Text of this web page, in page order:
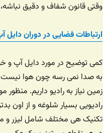
وقتی قانون شفاف و دقیق
ارتباطات فضایی در دوران دایل
کمی توضیح در مورد دایل آپ و
به صدا نمی رسه چون هوا نیست
زمین نیاز به رادیو داریم.
رادیویی بسیار شلوغه و از اون
تکنیک هی مختلف شامل لیزر و